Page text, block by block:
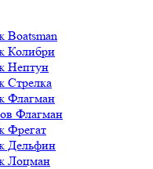
Boatsman
Колибри
Нептун
Стрелка
Флагман
Флагман
Фрегат
Дельфин
Лоцман